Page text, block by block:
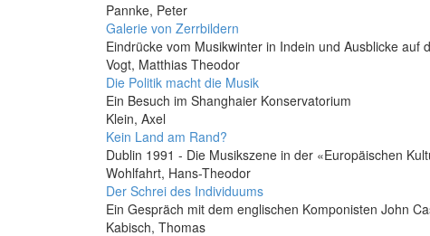
Pannke, Peter
Galerie von Zerrbildern
Eindrücke vom Musikwinter in Indein und Ausblicke auf
Vogt, Matthias Theodor
Die Politik macht die Musik
Ein Besuch im Shanghaier Konservatorium
Klein, Axel
Kein Land am Rand?
Dublin 1991 - Die Musikszene in der «Europäischen
Wohlfahrt, Hans-Theodor
Der Schrei des Individuums
Ein Gespräch mit dem englischen Komponisten John
Kabisch, Thomas